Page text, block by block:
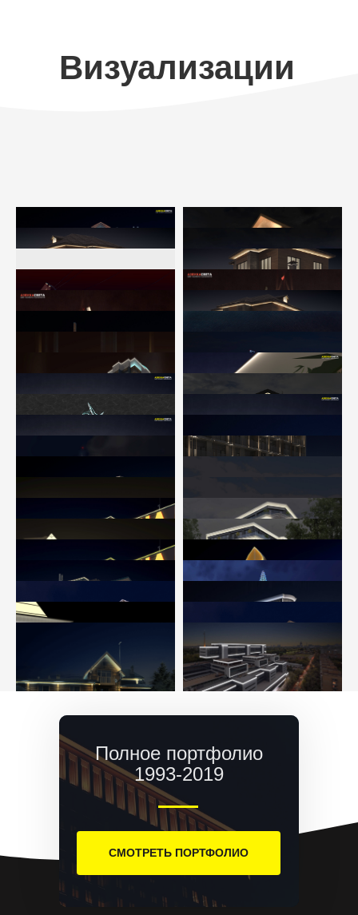
Визуализации
Полное портфолио
1993-2019
СМОТРЕТЬ ПОРТФОЛИО